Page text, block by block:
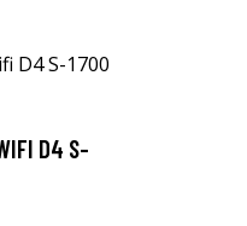
D4 S-